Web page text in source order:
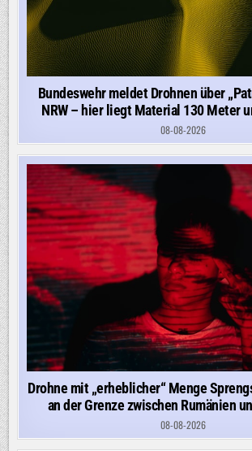
Bundeswehr meldet Drohnen über
NRW – hier liegt Material 130 Meter
08-08-2026
Drohne mit „erheblicher“ Menge
an der Grenze zwischen Rumänien
08-08-2026